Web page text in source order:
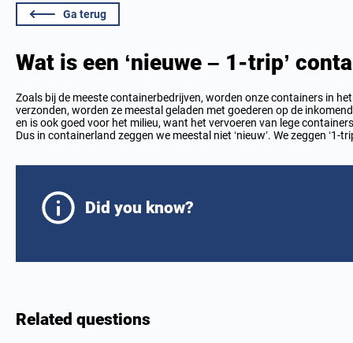
Ga terug
Wat is een ‘nieuwe – 1-trip’
Zoals bij de meeste containerbedrijven, worden onze containers in
verzonden, worden ze meestal geladen met goederen op de
en is ook goed voor het milieu, want het vervoeren van lege
Dus in containerland zeggen we meestal niet ‘nieuw’. We zeggen ‘1-
Did you know?
Related questions